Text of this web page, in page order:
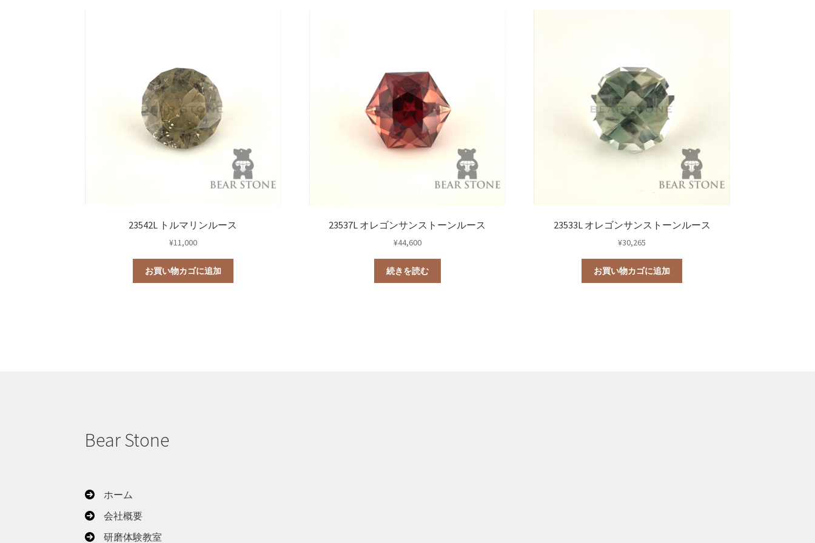
23542L トルマリンルース
¥11,000
お買い物カゴに追加
23537L オレゴンサンストーンルース
¥44,600
続きを読む
23533L オレゴンサンストーンルース
¥30,265
お買い物カゴに追加
Bear Stone
ホーム
会社概要
研磨体験教室